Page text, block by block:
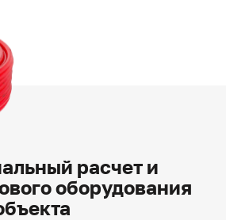
расчет и
оборудования